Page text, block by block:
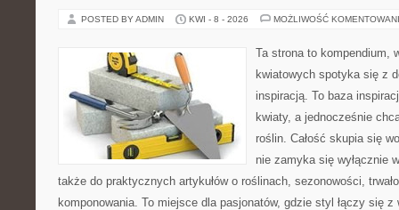
POSTED BY ADMIN KWI - 8 - 2026 MOŻLIWOŚĆ
Ta strona to kompendium,
kwiatowych spotyka się z
inspiracją. To baza
kwiaty, a jednocześnie
roślin. Całość skupia się
nie zamyka się wyłącznie
także do praktycznych artykułów o roślinach, sezonowości,
komponowania. To miejsce dla pasjonatów, gdzie styl łączy się